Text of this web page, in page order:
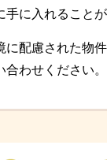
手に入れることが
に配慮された物
合わせください。